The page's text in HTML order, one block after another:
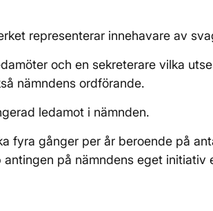
representerar innehavare av
och en sekreterare vilka
nämndens ordförande.
ledamot i nämnden.
fyra gånger per år beroende på
på nämndens eget initiativ